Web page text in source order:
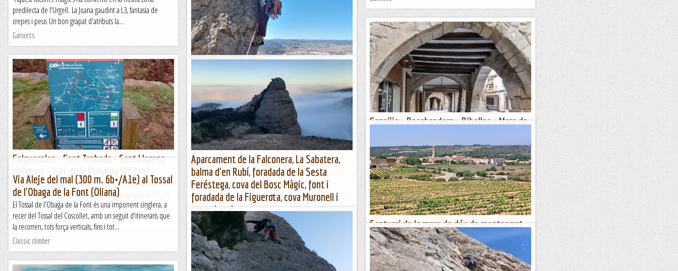
Alzina Sal·lari, coves: Joan Gran, Joan Petit, Morta, Hospital
Sang, Racó Gran i Santuari Luni-Solar; fonts: Viola i...
Muntanya
predilecta de l'Urgell. La Joana gaudint a L3, fantasia de
crepes i peus Un bon grapat d'atributs la...
Ganxets
Via Cisco al Ninet. Mollo de la Mare de Deu
Fa uns mesos feiem la Cresta del Ninet però sense pujar
aquesta bonica i altiva agulla.No teniem ni coneixement ni
informació.Ara si amb un bon guia local i...
Les altres vies...
Sanaüja – Rocabandera – Ribelles – Mare de
Dijous 29 de febrer de 2024Hora de sortida: ¾ de set del
matí. Ubicació: Comarca de la Segarra. Temps aproximat: 3
h 30 min (8,8 km) Desnivell: 209 m...
Maifemcim.cat
Folgueroles - Font Trobada - Sant Llorenç
Dissabte 17 de febrer de 2024Hora de sortida: ¾ de set del
matí. Ubicació: Comarca d’Osona. Temps aproximat: 5 h 15
min (16,3 km) Desnivell: 591 m...
Maifemcim.cat
Aparcament de la Falconera, La Sabatera,
balma d'en Rubí, foradada de la Sesta
Feréstega, cova del Bosc Màgic, font i
foradada de la Figuerota, cova Muronell i
avenc Local
Aparcament Falconera, La Sabatera, balma d'en Rubí, cova
Bosc Màgic, font i foradada de la Figuerota i cova
MuronellAparcament Falconera, La Sabatera, balma d'en
Rubí,...
Santuari de la mare de déu de montserrat.
(montferri).
Descripció de la ruta; caminada curta de prop de cinc
quilòmetres, i uns cent metres de desnivell. El recorregut
Via Aleje del mal (300 m. 6b+/A1e) al Tossal
de l'Obaga de la Font (Oliana)
El Tossal de l'Obaga de la Font és una imponent cinglera, a
recer del Tossal del Coscollet, amb un seguit d'itineraris que
la recorren, tots força verticals, fins i tot...
Classic climber